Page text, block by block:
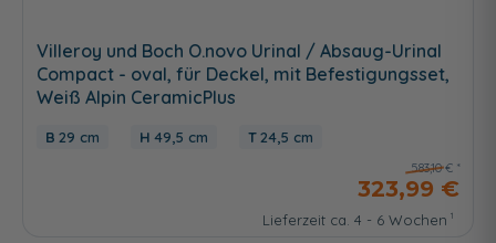
Villeroy und Boch O.novo Urinal / Absaug-Urinal
Compact - oval, für Deckel, mit Befestigungsset,
Weiß Alpin CeramicPlus
29 cm 49,5 cm 24,5 cm
583,10 €
323,99 €
Lieferzeit ca. 4 - 6 Wochen